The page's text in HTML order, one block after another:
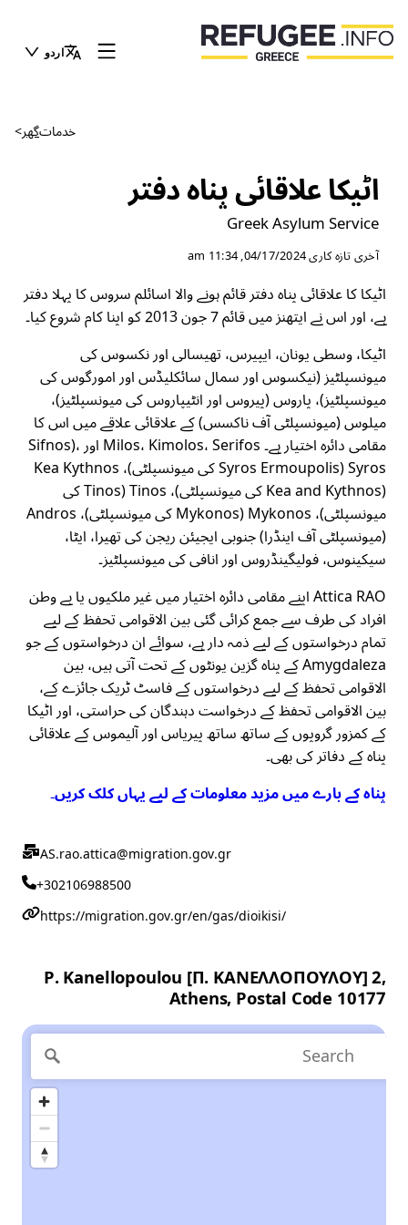
اردو
گھر> خدمات
اٹیکا علاقا‏ئی پناہ دفتر
Greek Asylum Service
آخری تازہ کاری04/17/2024, 11:34 am
اٹیکا کا علاقائی پناہ دفتر قائم ہونے والا اسائلم سروس کا پہلا دفتر
ہے، اور اس نے ایتھنز میں قائم 7 جون 2013 کو اپنا کام شروع کیا۔
اٹیکا، وسطی یونان، ایپیرس، تھیسالی اور نکسوس کی
میونسپلٹیز (نیکسوس اور سمال سائکلیڈس اور امورگوس کی
میونسپلٹیز)، پاروس (پیروس اور انٹیپاروس کی میونسپلٹیز)،
میلوس (میونسپلٹی آف ناکسس) کے علاقائی علاقے میں اس کا
مقامی دائرہ اختیار ہے۔ Milos، Kimolos، Serifos اور Sifnos)،
Syros (Syros Ermoupolis کی میونسپلٹی)، Kea Kythnos
(Kea and Kythnos کی میونسپلٹی)، Tinos (Tinos کی
میونسپلٹی)، Mykonos (Mykonos کی میونسپلٹی)، Andros
(میونسپلٹی آف اینڈرا) جنوبی ایجیئن ریجن کی تھیرا، ایٹا،
سیکینوس، فولیگینڈروس اور انافی کی میونسپلٹیز۔
Attica RAO اپنے مقامی دائرہ اختیار میں غیر ملکیوں یا بے وطن
افراد کی طرف سے جمع کرائی گئی بین الاقوامی تحفظ کے لیے
تمام درخواستوں کے لیے ذمہ دار ہے، سوائے ان درخواستوں کے جو
Amygdaleza کے پناہ گزین یونٹوں کے تحت آتی ہیں، بین
الاقوامی تحفظ کے لیے درخواستوں کے فاسٹ ٹریک جائزے کے،
بین الاقوامی تحفظ کے درخواست دہندگان کی حراستی، اور اٹیکا
کے کمزور گروپوں کے ساتھ ساتھ پیریاس اور آلیموس کے علاقائی
پناہ کے دفاتر کی بھی۔
پناہ کے بارے میں مزید معلومات کے لیے یہاں کلک کریں۔
AS.rao.attica@migration.gov.gr
+302106988500
https://migration.gov.gr/en/gas/dioikisi/
P. Kanellopoulou [Π. ΚΑΝΕΛΛΟΠΟΥΛΟΥ] 2,
Athens, Postal Code 10177